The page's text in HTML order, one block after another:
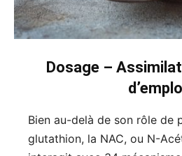
Dosage –
Bien au-delà de son rôle de
glutathion, la NAC, ou N-